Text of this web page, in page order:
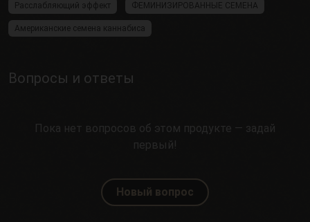
Расслабляющий эффект ФЕМИНИЗИРОВАННЫЕ СЕМЕНА
Американские семена каннабиса
Вопросы и ответы
Пока нет вопросов об этом продукте — задай
первый!
Новый вопрос